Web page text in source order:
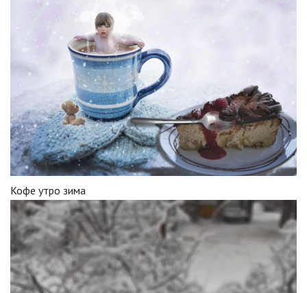
Кофе утро зима